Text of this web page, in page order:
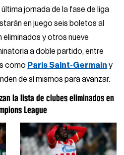
jornada de la fase de liga
en juego seis boletos al
eliminados y otros nueve
a doble partido, entre
como Paris Saint-Germain y
de sí mismos para avanzar.
la lista de clubes eliminados en
League